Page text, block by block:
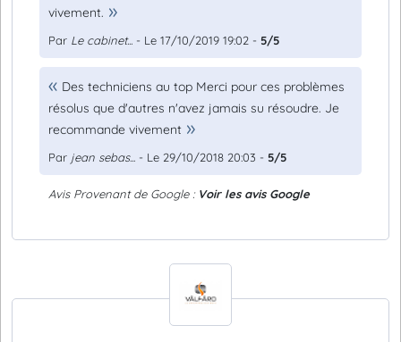
vivement.
Par Le cabinet... - Le 17/10/2019 19:02 - 5/5
Des techniciens au top Merci pour ces problèmes
résolus que d'autres n'avez jamais su résoudre. Je
recommande vivement
Par jean sebas... - Le 29/10/2018 20:03 - 5/5
Avis Provenant de Google : Voir les avis Google